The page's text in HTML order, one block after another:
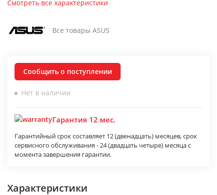
Смотреть все характеристики
Все товары ASUS
Сообщить о поступлении
Нет в наличии
Гарантия 12 мес.
Гарантийный срок составляет 12 (двенадцать) месяцев, срок
сервисного обслуживания - 24 (двадцать четыре) месяца с
момента завершения гарантии.
Характеристики